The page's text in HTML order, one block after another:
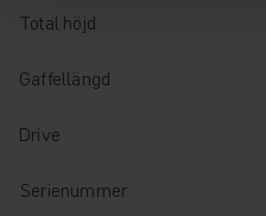
Total höjd
Gaffellängd
Drive
Serienummer